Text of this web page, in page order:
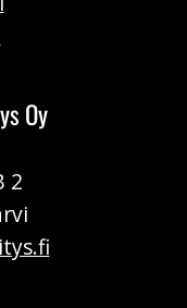
Oy
2